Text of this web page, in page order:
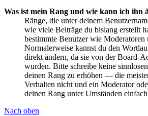
Was ist mein Rang und wie kann ich ihn
Ränge, die unter deinem
wie viele Beiträge du bislang erstellt
bestimmte Benutzer wie
Normalerweise kannst du den
direkt ändern, da sie von der Board-
wurden. Bitte schreibe keine
deinen Rang zu erhöhen — die
Verhalten nicht und ein Moderator
deinen Rang unter Umständen
Nach oben